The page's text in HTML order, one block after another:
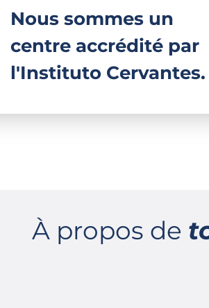
Nous sommes un
centre accrédité par
l'Instituto Cervantes.
À propos de